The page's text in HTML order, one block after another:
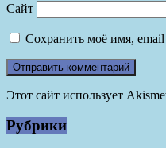
Сайт
Сохранить моё имя,
Этот сайт использует
Рубрики